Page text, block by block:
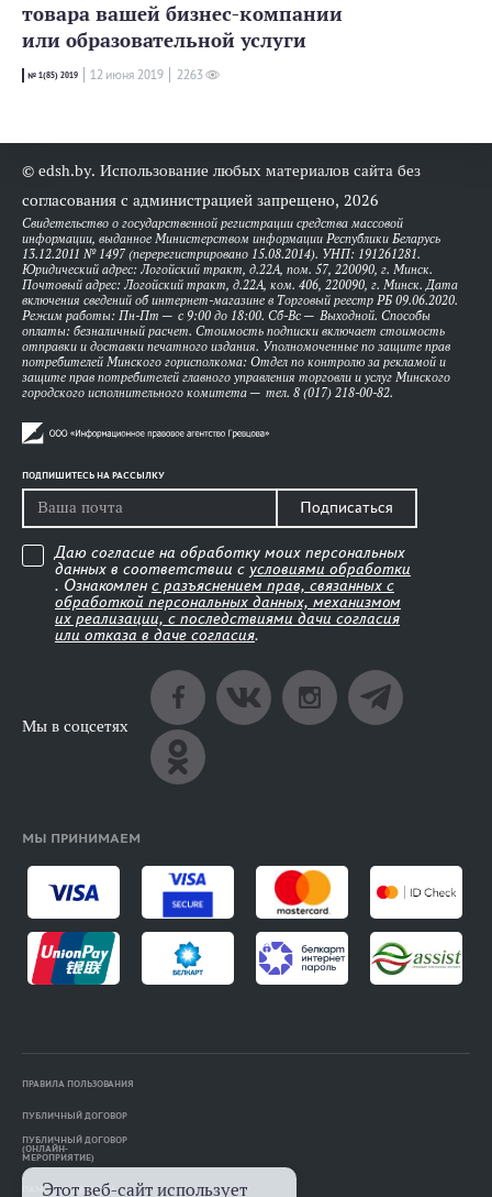
товара вашей бизнес-компании
или образовательной услуги
№ 1(85) 2019 12 июня 2019 2263
© edsh.by. Использование любых материалов сайта без
согласования с администрацией запрещено, 2026
Свидетельство о государственной регистрации средства массовой
информации, выданное Министерством информации Республики Беларусь
13.12.2011 № 1497 (перерегистрировано 15.08.2014). УНП: 191261281.
Юридический адрес: Логойский тракт, д.22А, пом. 57, 220090, г. Минск.
Почтовый адрес: Логойский тракт, д.22А, ком. 406, 220090, г. Минск. Дата
включения сведений об интернет-магазине в Торговый реестр РБ 09.06.2020.
Режим работы: Пн-Пт — с 9:00 до 18:00. Сб-Вс — Выходной. Способы
оплаты: безналичный расчет. Стоимость подписки включает стоимость
отправки и доставки печатного издания. Уполномоченные по защите прав
потребителей Минского горисполкома: Отдел по контролю за рекламой и
защите прав потребителей главного управления торговли и услуг Минского
городского исполнительного комитета — тел. 8 (017) 218-00-82.
ПОДПИШИТЕСЬ НА РАССЫЛКУ
Подписаться
Даю согласие на обработку моих персональных
данных в соответствии с условиями обработки
. Ознакомлен с разъяснением прав, связанных с
обработкой персональных данных, механизмом
их реализации, с последствиями дачи согласия
или отказа в даче согласия.
Мы в соцсетях
МЫ ПРИНИМАЕМ
ПРАВИЛА ПОЛЬЗОВАНИЯ
ПУБЛИЧНЫЙ ДОГОВОР
ПУБЛИЧНЫЙ ДОГОВОР
(ОНЛАЙН-
МЕРОПРИЯТИЕ)
ПАМЯТКА АВТОРАМ
Этот веб-сайт использует